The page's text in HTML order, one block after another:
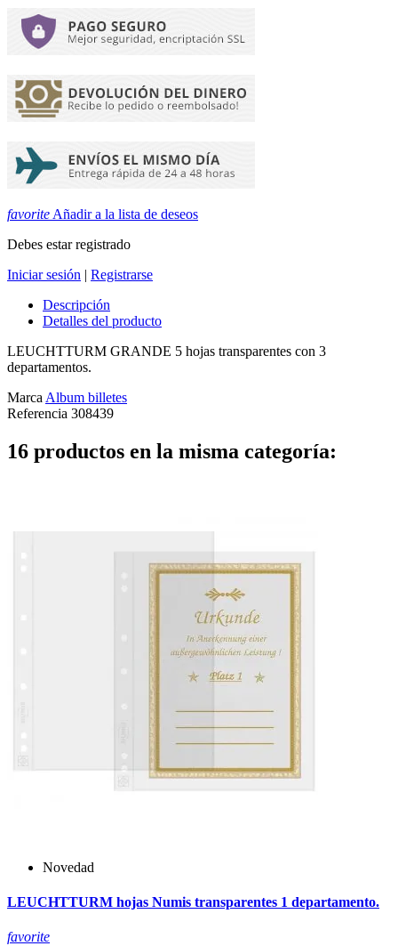
favorite Añadir a la lista de deseos
Debes estar registrado
Iniciar sesión | Registrarse
Descripción
Detalles del producto
LEUCHTTURM GRANDE 5 hojas transparentes con 3
departamentos.
Marca Album billetes
Referencia 308439
16 productos en la misma categoría:
Novedad
LEUCHTTURM hojas Numis transparentes 1 departamento.
favorite